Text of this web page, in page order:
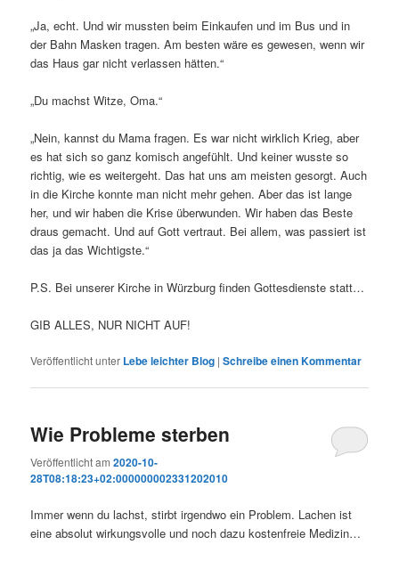
„Ja, echt. Und wir mussten beim Einkaufen und im Bus und in
der Bahn Masken tragen. Am besten wäre es gewesen, wenn wir
das Haus gar nicht verlassen hätten.“
„Du machst Witze, Oma.“
„Nein, kannst du Mama fragen. Es war nicht wirklich Krieg, aber
es hat sich so ganz komisch angefühlt. Und keiner wusste so
richtig, wie es weitergeht. Das hat uns am meisten gesorgt. Auch
in die Kirche konnte man nicht mehr gehen. Aber das ist lange
her, und wir haben die Krise überwunden. Wir haben das Beste
draus gemacht. Und auf Gott vertraut. Bei allem, was passiert ist
das ja das Wichtigste.“
P.S. Bei unserer Kirche in Würzburg finden Gottesdienste statt…
GIB ALLES, NUR NICHT AUF!
Veröffentlicht unter Lebe leichter Blog |Schreibe einen Kommentar
Wie Probleme sterben
Veröffentlicht am2020-10-
28T08:18:23+02:000000002331202010
Immer wenn du lachst, stirbt irgendwo ein Problem. Lachen ist
eine absolut wirkungsvolle und noch dazu kostenfreie Medizin…